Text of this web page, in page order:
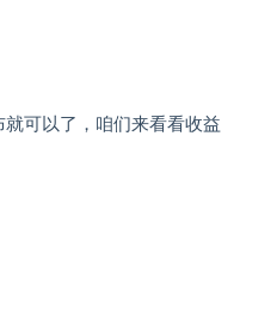
可以了，咱们来看看收益